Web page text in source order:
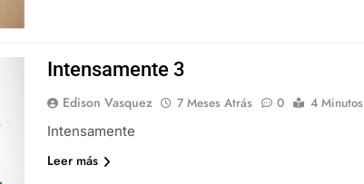
Intensamente 3
Edison Vasquez 7 Meses Atrás 0
4 Minutos
Intensamente
Leer más